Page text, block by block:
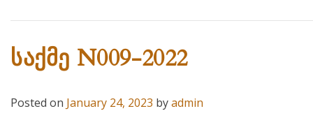
N010-
საქმე N009-2022
Posted on January 24, 2023 byadmin